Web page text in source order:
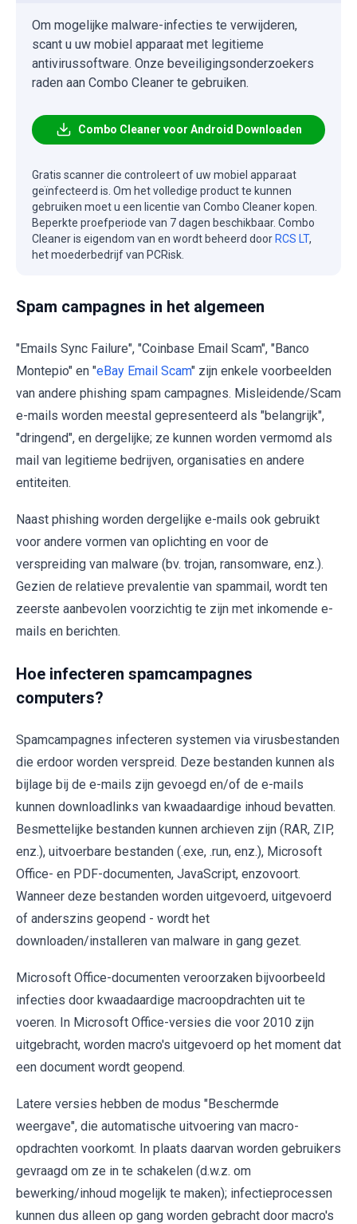
Om mogelijke malware-infecties te verwijderen,
scant u uw mobiel apparaat met legitieme
antivirussoftware. Onze beveiligingsonderzoekers
raden aan Combo Cleaner te gebruiken.
Combo Cleaner voor Android Downloaden
Gratis scanner die controleert of uw mobiel apparaat
geïnfecteerd is. Om het volledige product te kunnen
gebruiken moet u een licentie van Combo Cleaner kopen.
Beperkte proefperiode van 7 dagen beschikbaar. Combo
Cleaner is eigendom van en wordt beheerd door RCS LT,
het moederbedrijf van PCRisk.
Spam campagnes in het algemeen
"Emails Sync Failure", "Coinbase Email Scam", "Banco
Montepio" en "eBay Email Scam" zijn enkele voorbeelden
van andere phishing spam campagnes. Misleidende/Scam
e-mails worden meestal gepresenteerd als "belangrijk",
"dringend", en dergelijke; ze kunnen worden vermomd als
mail van legitieme bedrijven, organisaties en andere
entiteiten.
Naast phishing worden dergelijke e-mails ook gebruikt
voor andere vormen van oplichting en voor de
verspreiding van malware (bv. trojan, ransomware, enz.).
Gezien de relatieve prevalentie van spammail, wordt ten
zeerste aanbevolen voorzichtig te zijn met inkomende e-
mails en berichten.
Hoe infecteren spamcampagnes
computers?
Spamcampagnes infecteren systemen via virusbestanden
die erdoor worden verspreid. Deze bestanden kunnen als
bijlage bij de e-mails zijn gevoegd en/of de e-mails
kunnen downloadlinks van kwaadaardige inhoud bevatten.
Besmettelijke bestanden kunnen archieven zijn (RAR, ZIP,
enz.), uitvoerbare bestanden (.exe, .run, enz.), Microsoft
Office- en PDF-documenten, JavaScript, enzovoort.
Wanneer deze bestanden worden uitgevoerd, uitgevoerd
of anderszins geopend - wordt het
downloaden/installeren van malware in gang gezet.
Microsoft Office-documenten veroorzaken bijvoorbeeld
infecties door kwaadaardige macroopdrachten uit te
voeren. In Microsoft Office-versies die voor 2010 zijn
uitgebracht, worden macro's uitgevoerd op het moment dat
een document wordt geopend.
Latere versies hebben de modus "Beschermde
weergave", die automatische uitvoering van macro-
opdrachten voorkomt. In plaats daarvan worden gebruikers
gevraagd om ze in te schakelen (d.w.z. om
bewerking/inhoud mogelijk te maken); infectieprocessen
kunnen dus alleen op gang worden gebracht door macro's